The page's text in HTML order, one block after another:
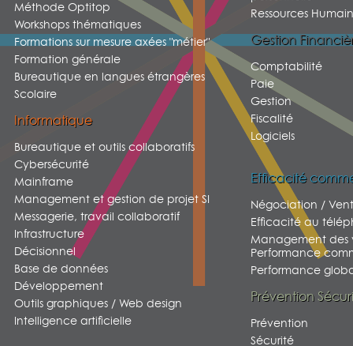
Méthode Optitop
Workshops thématiques
Formations sur mesure axées "métier"
Formation générale
Bureautique en langues étrangères
Scolaire
Informatique
Bureautique et outils collaboratifs
Cybersécurité
Mainframe
Management et gestion de projet SI
Messagerie, travail collaboratif
Infrastructure
Décisionnel
Base de données
Développement
Outils graphiques / Web design
Intelligence artificielle
Ressources
Gestion
Comptabilité
Paie
Gestion
Fiscalité
Logiciels
Efficacité
Négociation /
Efficacité au
Management des
Performance
Performance
Prévention
Prévention
Sécurité